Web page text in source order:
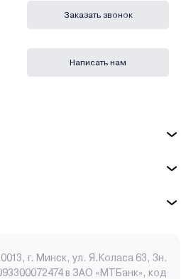
г. Минск, ул. Я.Коласа 63, 3н.
в ЗАО «МТБанк», код
Заказать звонок
Написать нам